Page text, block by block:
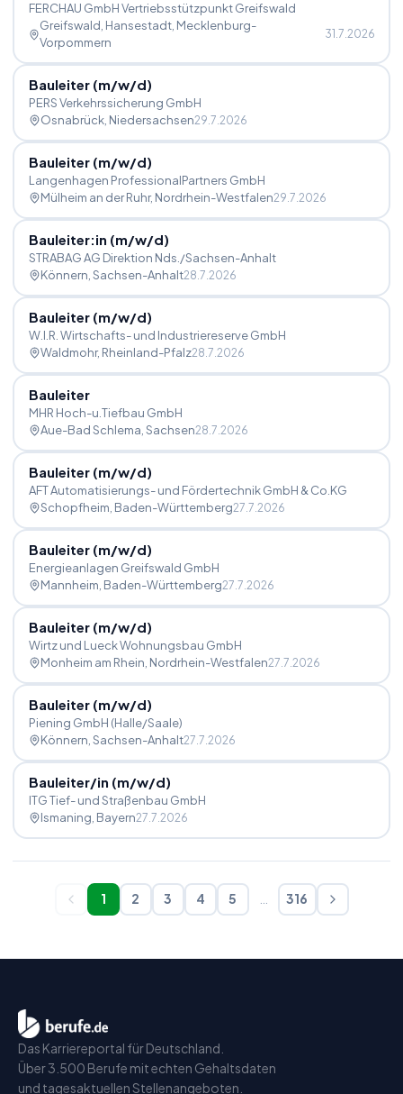
FERCHAU GmbH Vertriebsstützpunkt Greifswald
Greifswald, Hansestadt, Mecklenburg-
Vorpommern
31.7.2026
Bauleiter (m/w/d)
PERS Verkehrssicherung GmbH
Osnabrück, Niedersachsen29.7.2026
Bauleiter (m/w/d)
Langenhagen ProfessionalPartners GmbH
Mülheim an der Ruhr, Nordrhein-Westfalen29.7.2026
Bauleiter:in (m/w/d)
STRABAG AG Direktion Nds./Sachsen-Anhalt
Könnern, Sachsen-Anhalt28.7.2026
Bauleiter (m/w/d)
W.I.R. Wirtschafts- und Industriereserve GmbH
Waldmohr, Rheinland-Pfalz28.7.2026
Bauleiter
MHR Hoch-u.Tiefbau GmbH
Aue-Bad Schlema, Sachsen28.7.2026
Bauleiter (m/w/d)
AFT Automatisierungs- und Fördertechnik GmbH & Co.KG
Schopfheim, Baden-Württemberg27.7.2026
Bauleiter (m/w/d)
Energieanlagen Greifswald GmbH
Mannheim, Baden-Württemberg27.7.2026
Bauleiter (m/w/d)
Wirtz und Lueck Wohnungsbau GmbH
Monheim am Rhein, Nordrhein-Westfalen27.7.2026
Bauleiter (m/w/d)
Piening GmbH (Halle/Saale)
Könnern, Sachsen-Anhalt27.7.2026
Bauleiter/in (m/w/d)
ITG Tief- und Straßenbau GmbH
Ismaning, Bayern27.7.2026
1 2 3 4 5 316
Das Karriereportal für Deutschland.
Über 3.500 Berufe mit echten Gehaltsdaten
und tagesaktuellen Stellenangeboten.